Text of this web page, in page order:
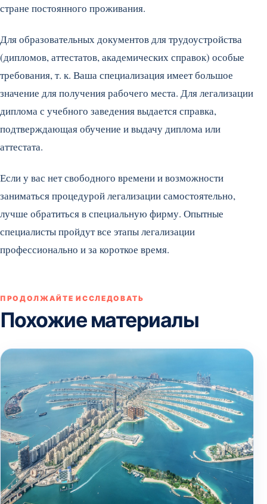
стране постоянного проживания.
Для образовательных документов для трудоустройства
(дипломов, аттестатов, академических справок) особые
требования, т. к. Ваша специализация имеет большое
значение для получения рабочего места. Для легализации
диплома с учебного заведения выдается справка,
подтверждающая обучение и выдачу диплома или
аттестата.
Если у вас нет свободного времени и возможности
заниматься процедурой легализации самостоятельно,
лучше обратиться в специальную фирму. Опытные
специалисты пройдут все этапы легализации
профессионально и за короткое время.
ПРОДОЛЖАЙТЕ ИССЛЕДОВАТЬ
Похожие материалы